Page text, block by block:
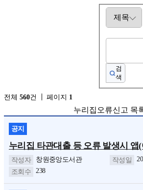
전체 560건 페이지 1
검
색
누리집오류신고 목
공지
창원중앙도서관
238